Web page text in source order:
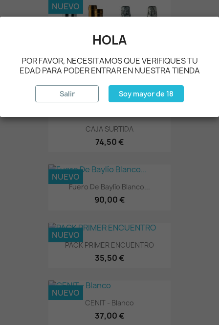
CAJA SURTIDA
74,50 €
NUEVO
Fuero De Baylío Blanco...
90,00 €
NUEVO
PACK PRIMER ENCUENTRO
35,50 €
NUEVO
CENIT - Blanco
37,00 €
NUEVO
HOLA
POR FAVOR, NECESITAMOS QUE VERIFIQUES TU
EDAD PARA PODER ENTRAR EN NUESTRA TIENDA
Salir Soy mayor de 18